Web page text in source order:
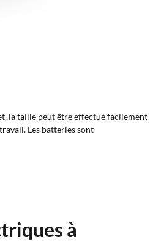
la taille peut être effectué facilement
Les batteries sont
à